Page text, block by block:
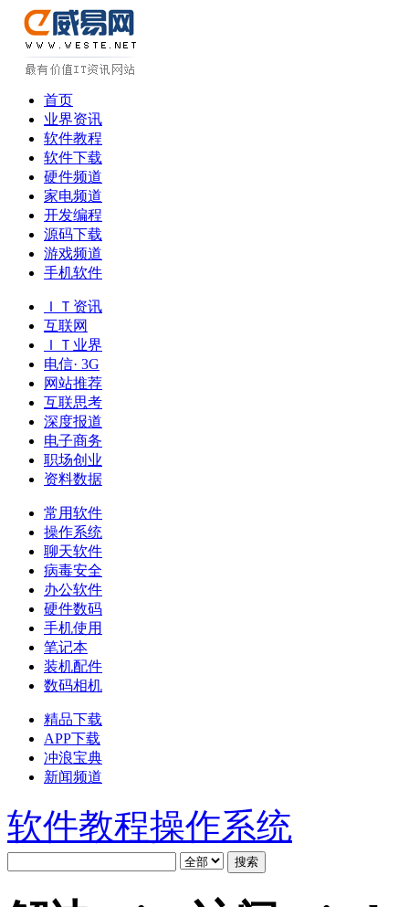
首页
业界资讯
软件教程
软件下载
硬件频道
家电频道
开发编程
源码下载
游戏频道
手机软件
ＩＴ资讯
互联网
ＩＴ业界
电信· 3G
网站推荐
互联思考
深度报道
电子商务
职场创业
资料数据
常用软件
操作系统
聊天软件
病毒安全
办公软件
硬件数码
手机使用
笔记本
装机配件
数码相机
精品下载
APP下载
冲浪宝典
新闻频道
软件教程操作系统